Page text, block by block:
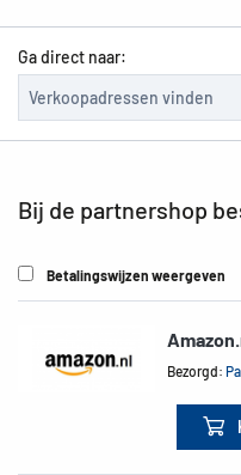
Ga direct naar:
Bij de partnershop
Betalingswijzen weergeven
Bezorgd: